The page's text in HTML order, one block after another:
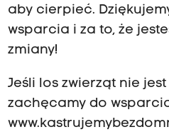
aby cierpieć.
wsparcia i za to, że
zmiany!
Jeśli los zwierząt nie
zachęcamy do